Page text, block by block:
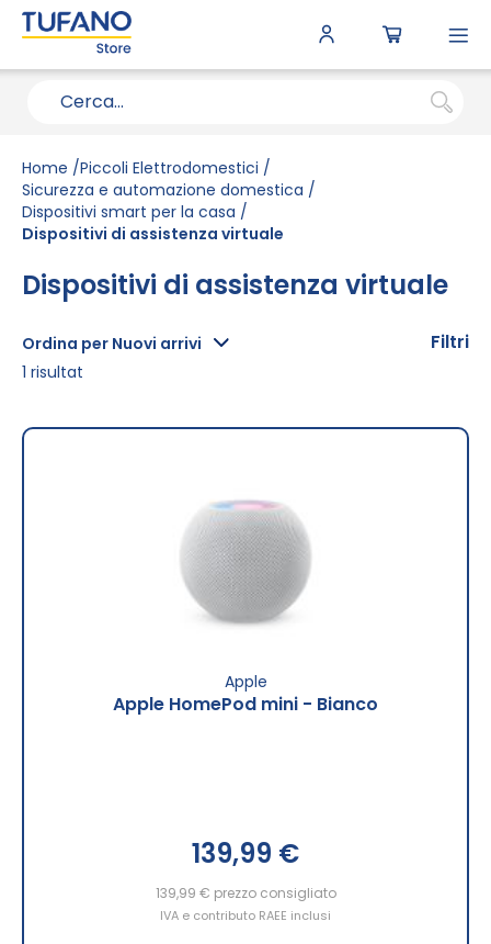
Home Piccoli Elettrodomestici
Sicurezza e automazione domestica
Dispositivi smart per la casa
Dispositivi di assistenza virtuale
Dispositivi di assistenza virtuale
Ordina per Nuovi arrivi
1 risultat
Apple
Apple HomePod mini - Bianco
139,99 €
139,99 € prezzo consigliato
IVA e contributo RAEE inclusi
Filtri